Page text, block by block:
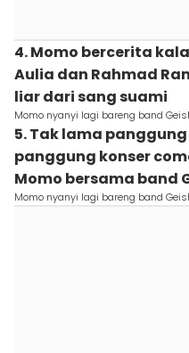
4. Momo bercerita
Aulia dan Rahmad
liar dari sang suami
Momo nyanyi lagi bareng band
5. Tak lama
panggung konser
Momo bersama band
Momo nyanyi lagi bareng band